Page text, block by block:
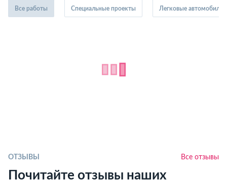
Все работы Специальные проекты Легковые автомобили
ОТЗЫВЫ Все отзывы
Почитайте отзывы наших